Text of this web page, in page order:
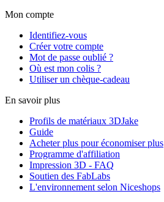
Mon compte
Identifiez-vous
Créer votre compte
Mot de passe oublié ?
Où est mon colis ?
Utiliser un chèque-cadeau
En savoir plus
Profils de matériaux 3DJake
Guide
Acheter plus pour économiser plus
Programme d'affiliation
Impression 3D - FAQ
Soutien des FabLabs
L'environnement selon Niceshops